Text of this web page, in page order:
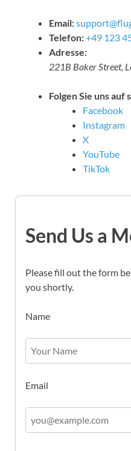
Email:
Telefon:+49 123
Adresse:
221B Baker Street,
Folgen Sie uns auf
Facebook
Instagram
X
YouTube
TikTok
Send Us a
Please fill out the form
you shortly.
Name
Email